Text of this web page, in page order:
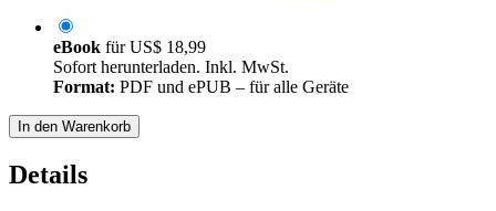
eBook fürUS$ 18,99
Sofort herunterladen. Inkl. MwSt.
Format: PDF und ePUB – für alle Geräte
In den Warenkorb
Details